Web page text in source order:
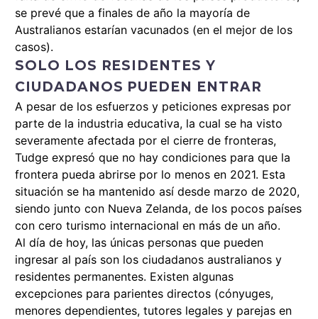
se prevé que a finales de año la mayoría de
Australianos estarían vacunados (en el mejor de los
casos).
SOLO LOS RESIDENTES Y
CIUDADANOS PUEDEN ENTRAR
A pesar de los esfuerzos y peticiones expresas por
parte de la industria educativa, la cual se ha visto
severamente afectada por el cierre de fronteras,
Tudge expresó que no hay condiciones para que la
frontera pueda abrirse por lo menos en 2021. Esta
situación se ha mantenido así desde marzo de 2020,
siendo junto con Nueva Zelanda, de los pocos países
con cero turismo internacional en más de un año.
Al día de hoy, las únicas personas que pueden
ingresar al país son los ciudadanos australianos y
residentes permanentes. Existen algunas
excepciones para parientes directos (cónyuges,
menores dependientes, tutores legales y parejas en